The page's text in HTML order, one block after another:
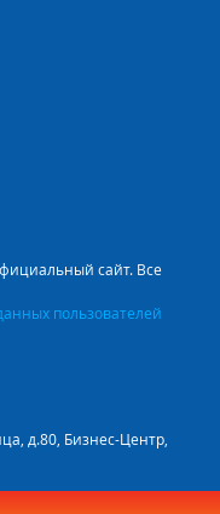
сайт. Все
пользователей
д.80, Бизнес-Центр,